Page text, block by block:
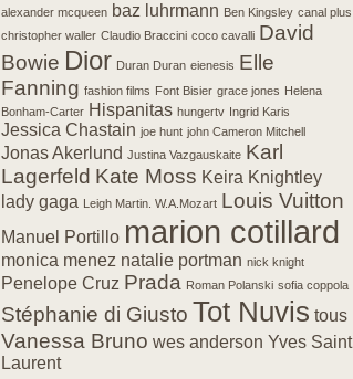
alexander mcqueen baz luhrmann Ben Kingsley canal plus
christopher waller Claudio Braccini coco cavalli David
Bowie Dior Duran Duran eienesis Elle
Fanning fashion films Font Bisier grace jones Helena
Bonham-Carter Hispanitas hungertv Ingrid Karis
Jessica Chastain joe hunt john Cameron Mitchell
Jonas Akerlund Justina Vazgauskaite Karl
Lagerfeld Kate Moss Keira Knightley
lady gaga Leigh Martin. W.A.Mozart Louis Vuitton
Manuel Portillo marion cotillard
monica menez natalie portman nick knight
Penelope Cruz Prada Roman Polanski sofia coppola
Stéphanie di Giusto Tot Nuvis tous
Vanessa Bruno wes anderson Yves Saint
Laurent